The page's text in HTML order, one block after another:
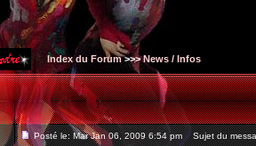
Index du Forum>>>News / Infos
Posté le: Mar Jan 06, 2009 6:54 pm Sujet du